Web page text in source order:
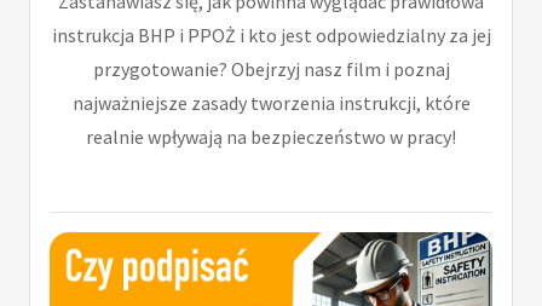
instrukcja BHP i PPOŻ i kto jest odpowiedzialny za jej
przygotowanie? Obejrzyj nasz film i poznaj
najważniejsze zasady tworzenia instrukcji, które
realnie wpływają na bezpieczeństwo w pracy!